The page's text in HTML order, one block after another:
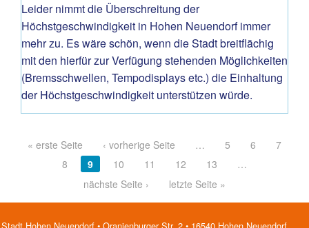
Leider nimmt die Überschreitung der
Höchstgeschwindigkeit in Hohen Neuendorf immer
mehr zu. Es wäre schön, wenn die Stadt breitflächig
mit den hierfür zur Verfügung stehenden Möglichkeiten
(Bremsschwellen, Tempodisplays etc.) die Einhaltung
der Höchstgeschwindigkeit unterstützen würde.
Pages
« erste Seite ‹ vorherige Seite … 5 6
7
8
9 10 11 12 13
…
nächste Seite ›
letzte Seite »